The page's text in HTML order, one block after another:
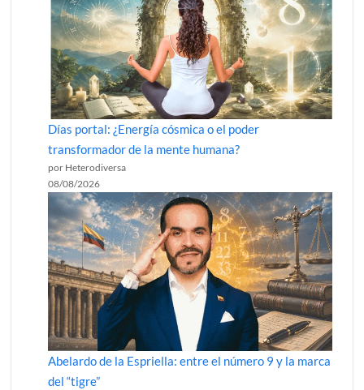
Días portal: ¿Energía cósmica o el poder
transformador de la mente humana?
por Heterodiversa
08/08/2026
Abelardo de la Espriella: entre el número 9 y la marca
del “tigre”